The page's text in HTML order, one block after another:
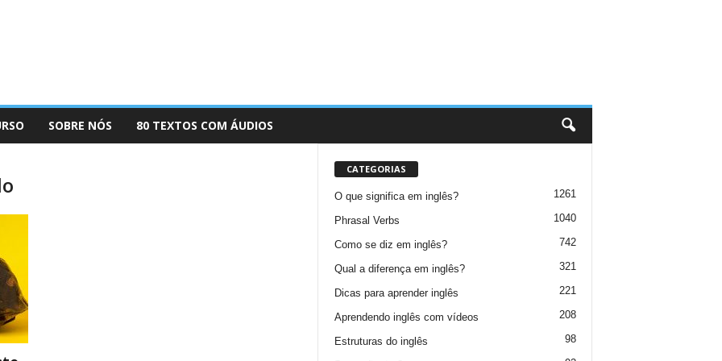
SOBRE NÓS 80 TEXTOS COM ÁUDIOS
CATEGORIAS
O que significa em inglês? 1261
Phrasal Verbs 1040
Como se diz em inglês? 742
Qual a diferença em inglês? 321
Dicas para aprender inglês 221
Aprendendo inglês com vídeos 208
Estruturas do inglês 98